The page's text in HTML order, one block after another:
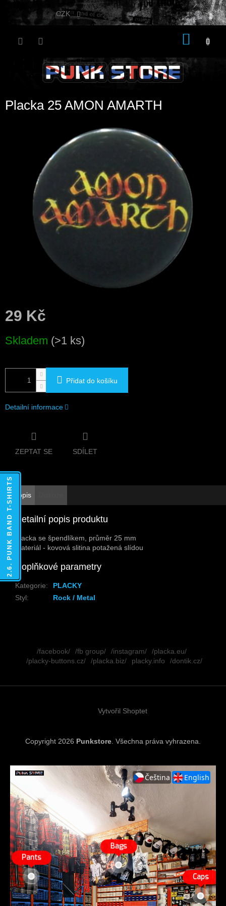
Přejít
CZK
Placka 25 AMON AMARTH
29 Kč
cena:
Skladem (>1 ks)
Přidat do košíku
Detailní informace
ZEPTAT SE SDÍLET
Popis
Detailní popis produktu
Placka se špendlíkem, průměr 25 mm
Materiál - kovová slitina potažená slídou
Doplňkové parametry
Kategorie:
PLACKY
Styl: Rock / Metal
/facebook/ /fb group/ /instagram/
/placka.eu/
/placky-buttons.cz/
/placka.biz/ placky.info /dontik.cz/
Vytvořil Shoptet
Copyright 2026 Punkstore . Všechna práva vyhrazena.
2.6. PUNK BAND T-SHIRTS